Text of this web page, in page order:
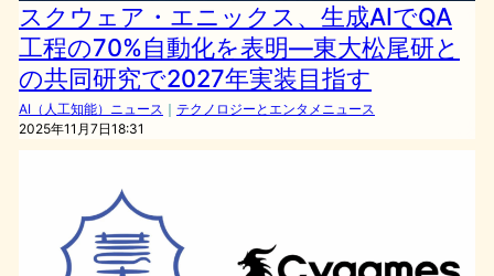
スクウェア・エニックス、生成AIでQA
工程の70%自動化を表明―東大松尾研と
の共同研究で2027年実装目指す
AI（人工知能）ニュース ｜ テクノロジーとエンタメニュース
2025年11月7日18:31